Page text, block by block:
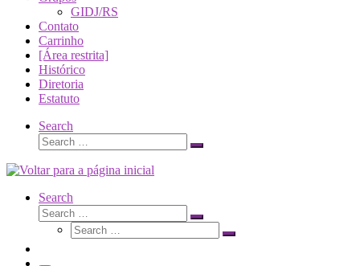
GIDJ/RS
Contato
Carrinho
[Área restrita]
Histórico
Diretoria
Estatuto
Search
Search
Search
Search
Search
Search
Search
Search